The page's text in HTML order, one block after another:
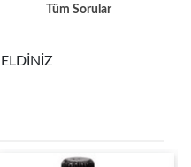
Tüm Sorular